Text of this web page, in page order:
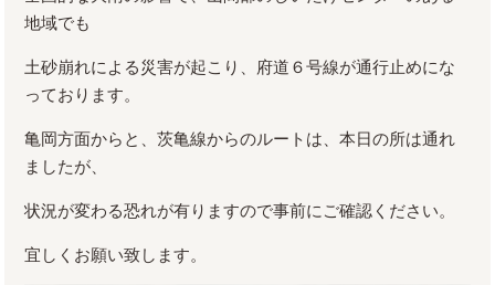
地域でも
土砂崩れによる災害が起こり、府道６号線が通行止めにな
っております。
亀岡方面からと、茨亀線からのルートは、本日の所は通れ
ましたが、
状況が変わる恐れが有りますので事前にご確認ください。
宜しくお願い致します。